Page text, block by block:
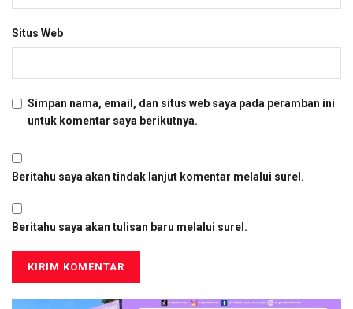
Situs Web
Simpan nama, email, dan situs web saya pada peramban ini
untuk komentar saya berikutnya.
Beritahu saya akan tindak lanjut komentar melalui surel.
Beritahu saya akan tulisan baru melalui surel.